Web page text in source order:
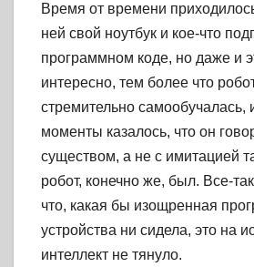
Время от времени
ней свой ноутбук и кое-что
программном коде, но даже и
интересно, тем более что
стремительно самообучалась,
моменты казалось, что он
существом, а не с имитацией
робот, конечно же, был. Все-
что, какая бы изощренная
устройства ни сидела, это на
интеллект не тянуло.